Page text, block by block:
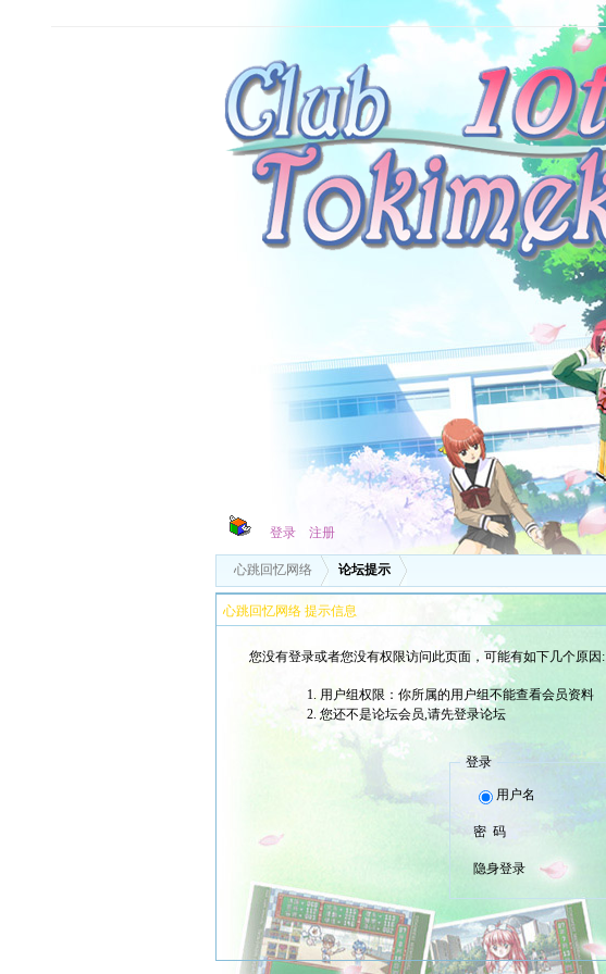
登录 注册
心跳回忆网络 论坛提示
心跳回忆网络 提示信息
您没有登录或者您没有权限访问此页面，可能有如下几个原因:
用户组权限：你所属的用户组不能查看会员资料
您还不是论坛会员,请先登录论坛
登录
用户名
密 码
隐身登录